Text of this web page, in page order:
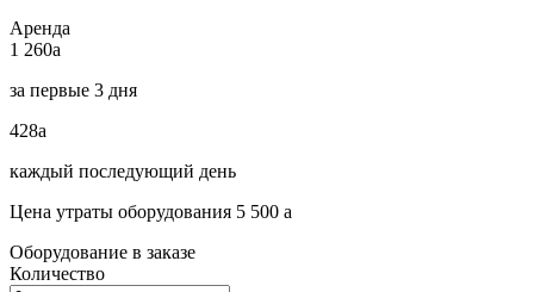
Аренда
1 260a
за первые 3 дня
428a
каждый последующий день
Цена утраты оборудования 5 500 a
Оборудование в заказе
Количество